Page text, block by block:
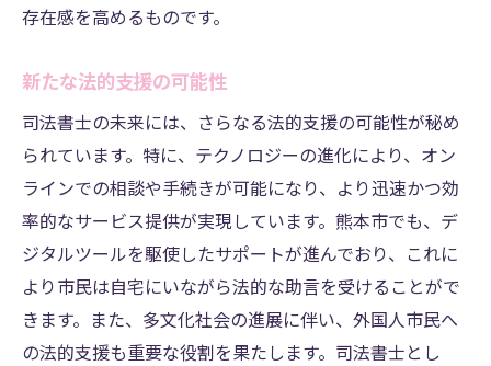
存在感を高めるものです。
新たな法的支援の可能性
司法書士の未来には、さらなる法的支援の可能性が秘め
られています。特に、テクノロジーの進化により、オン
ラインでの相談や手続きが可能になり、より迅速かつ効
率的なサービス提供が実現しています。熊本市でも、デ
ジタルツールを駆使したサポートが進んでおり、これに
より市民は自宅にいながら法的な助言を受けることがで
きます。また、多文化社会の進展に伴い、外国人市民へ
の法的支援も重要な役割を果たします。司法書士とし